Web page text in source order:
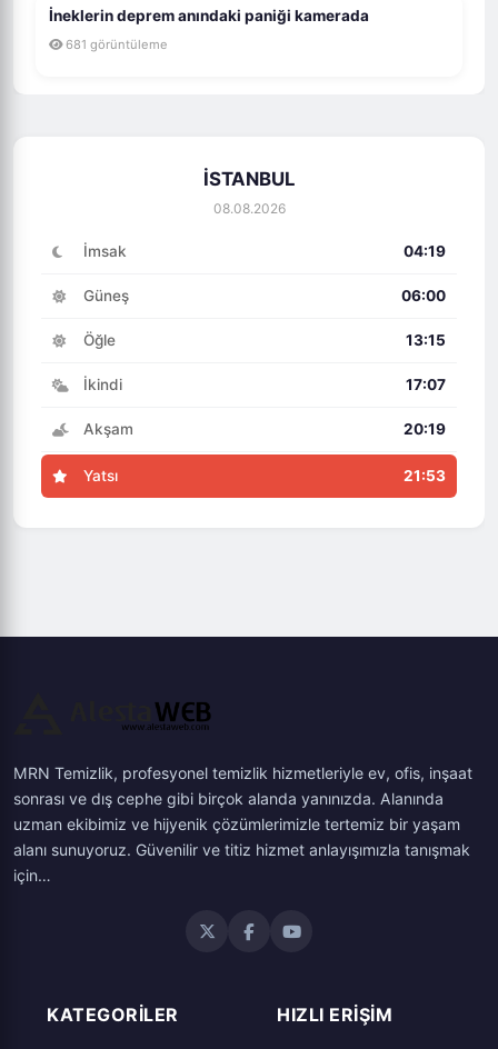
İneklerin deprem anındaki paniği kamerada
681 görüntüleme
İSTANBUL
08.08.2026
İmsak 04:19
Güneş 06:00
Öğle 13:15
İkindi 17:07
Akşam 20:19
Yatsı 21:53
MRN Temizlik, profesyonel temizlik hizmetleriyle ev, ofis, inşaat
sonrası ve dış cephe gibi birçok alanda yanınızda. Alanında
uzman ekibimiz ve hijyenik çözümlerimizle tertemiz bir yaşam
alanı sunuyoruz. Güvenilir ve titiz hizmet anlayışımızla tanışmak
için…
KATEGORILER HIZLI ERIŞIM